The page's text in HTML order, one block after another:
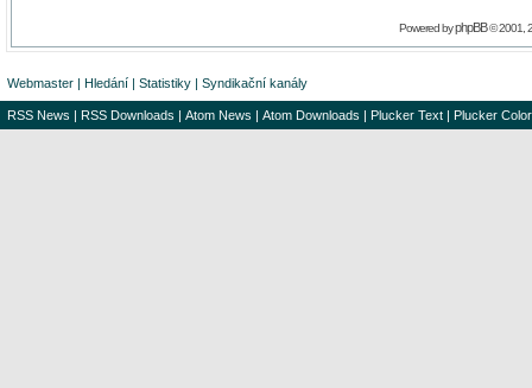
Powered byphpBB© 2001,
Webmaster | Hledání | Statistiky | Syndikační kanály
RSS News | RSS Downloads | Atom News | Atom Downloads | Plucker Text | Plucker Color